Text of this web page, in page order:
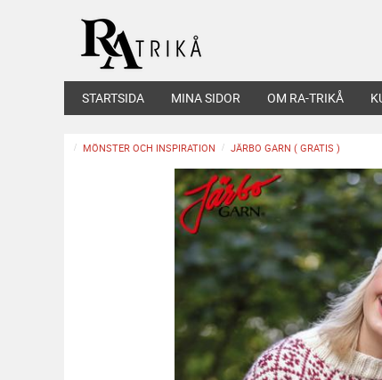
STARTSIDA MINA SIDOR OM RA-TRIKÅ
MÖNSTER OCH INSPIRATION JÄRBO GARN ( GRATIS )